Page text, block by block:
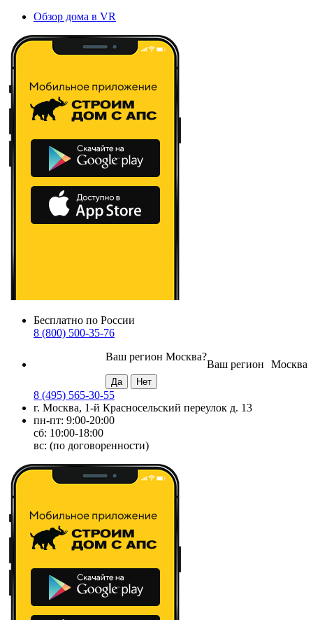
Обзор дома в VR
Бесплатно по России
8 (800) 500-35-76
Москва
Ваш регион
Ваш регион Москва?
8 (495) 565-30-55
г. Москва, 1-й Красносельский переулок д. 13
пн-пт: 9:00-20:00
сб: 10:00-18:00
вс: (по договоренности)